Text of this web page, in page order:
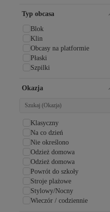
Typ obcasa
Blok
Klin
Obcasy na platformie
Płaski
Szpilki
Okazja
Klasyczny
Na co dzień
Nie określono
Odzież domowa
Odzież domowa
Powrót do szkoły
Stroje plażowe
Stylowy/Nocny
Wieczór / codziennie